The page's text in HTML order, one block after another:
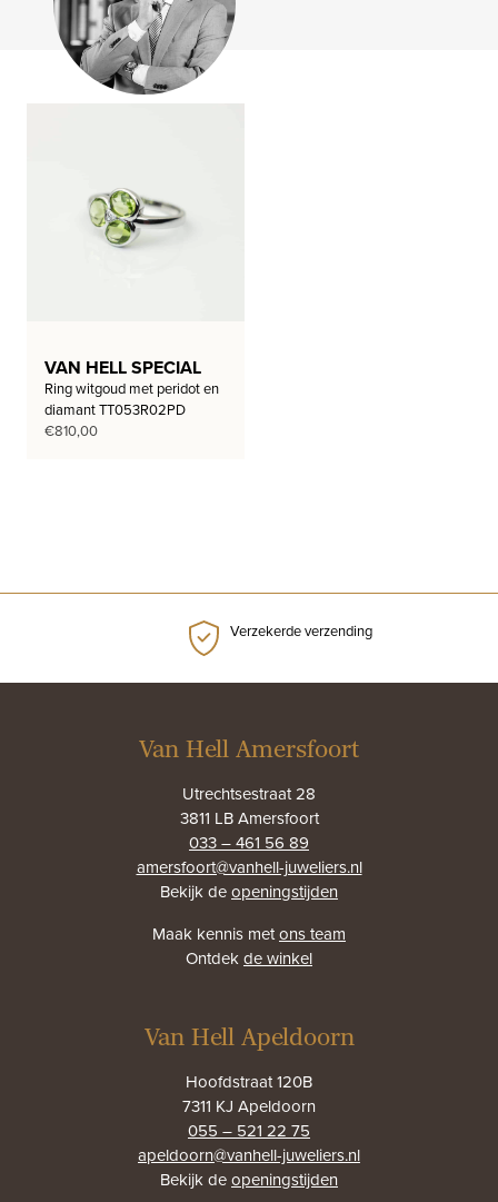
VAN HELL SPECIAL
Ring witgoud met peridot en
diamant TT053R02PD
€810,00
Verzekerde verzending
Van Hell Amersfoort
Utrechtsestraat 28
3811 LB Amersfoort
033 – 461 56 89
amersfoort@vanhell-juweliers.nl
Bekijk deopeningstijden
Maak kennis metons team
Ontdekde winkel
Van Hell Apeldoorn
Hoofdstraat 120B
7311 KJ Apeldoorn
055 – 521 22 75
apeldoorn@vanhell-juweliers.nl
Bekijk deopeningstijden